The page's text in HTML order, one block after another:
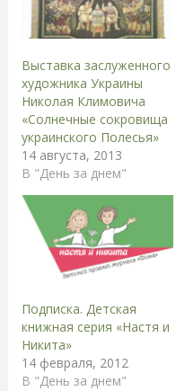
Выставка заслуженного
художника Украины
Николая Климовича
«Солнечные сокровища
украинского Полесья»
14 августа, 2013
В "День за днем"
Подписка. Детская
книжная серия «Настя и
Никита»
14 февраля, 2012
В "День за днем"